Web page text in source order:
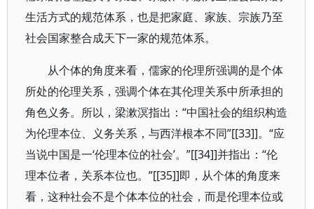
生活方式的规范体系，也是把家庭、家族、宗族乃至
社会国家整合成天下一家的规范体系。
从个体的角度来看，儒家的伦理所强调的是个体
所处的伦理关系，强调个体在其伦理关系中所承担的
角色义务。所以，梁漱溟指出：“中国社会的组织构造
为伦理本位、义务关系，与西洋根本不同”[[33]]。“应
当说中国是一‘伦理本位的社会’。”[[34]]并指出：“伦
理本位者，关系本位也。”[[35]]即，从个体的角度来
看，这种社会不是个体本位的社会，而是伦理本位或